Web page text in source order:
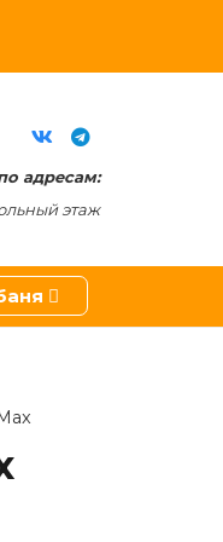
адресам:
этаж